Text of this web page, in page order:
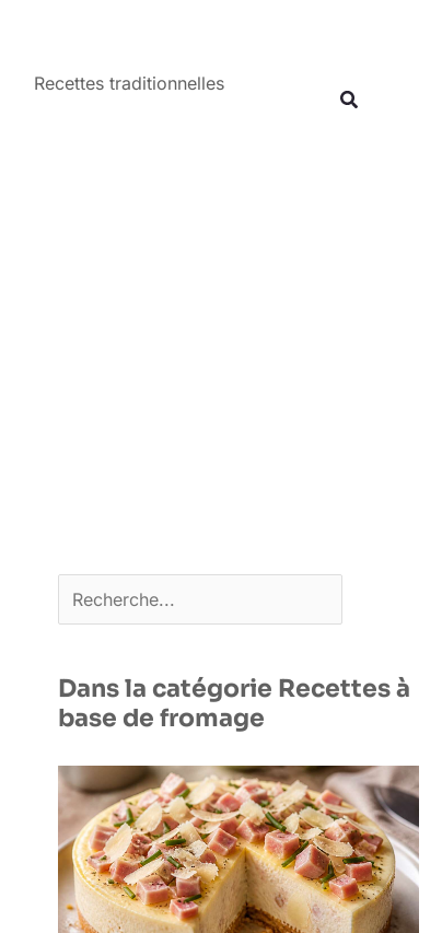
Recettes traditionnelles
Rechercher
Dans la catégorie Recettes à
base de fromage